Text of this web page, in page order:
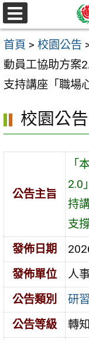
跳
至
主
要
內
區
選
單
首頁 > 校園公告
動員工協助方案
支持講座「職場
校園公告
公告主旨
「
2.0
持
支
發佈日期
發佈單位
人
公告類別
研
公告等級
轉知